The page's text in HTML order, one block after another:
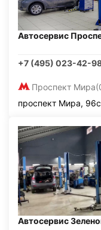
Автосервис
+7 (495) 023-42-
Проспект Мира
проспект Мира,
Автосервис